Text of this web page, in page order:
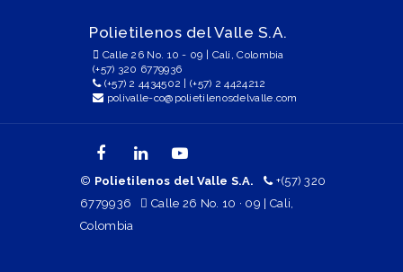
Polietilenos del Valle S.A.
Calle 26 No. 10 - 09 | Cali, Colombia
(+57) 320 6779936
(+57) 2 4434502 |(+57) 2 4424212
polivalle-co@polietilenosdelvalle.com
© Polietilenos del Valle S.A.
+(57) 320
6779936
Calle 26 No. 10 · 09 | Cali,
Colombia